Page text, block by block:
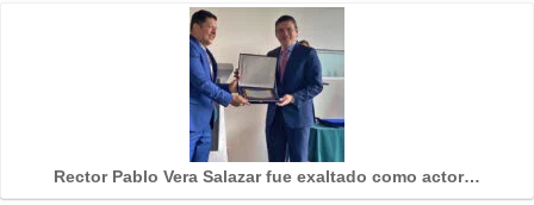
Rector Pablo Vera Salazar fue exaltado como actor…